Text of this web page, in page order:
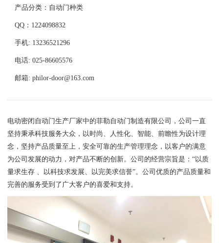
产品分类：自动门种类
QQ：1224098832
手机: 13236521296
电话: 025-86605576
邮箱: philor-door@163.com
电动密闭自动门生产厂家中的菲勒自动门制造有限公司，公司一直
坚持秉承科技服务大众，以时尚、人性化、智能、前瞻性为设计理
念，坚持产品质量至上，安全可靠的生产管理理念，以客户的满意
为公司发展的动力，对产品不断的创新。公司的经营宗旨是：“以质
量求生存 、以科技求发展、以完美求信誉”。公司优质的产品质量和
完善的服务受到了广大客户的喜爱和支持。